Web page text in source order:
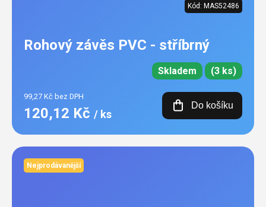
Kód: MAS52486
Rohový závěs PVC - stříbrný
Skladem (3 ks)
99,27 Kč bez DPH
120,12 Kč / ks
Do košíku
Nejprodávanější